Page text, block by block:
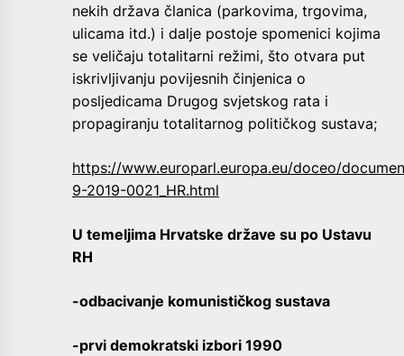
nekih država članica (parkovima, trgovima,
ulicama itd.) i dalje postoje spomenici kojima
se veličaju totalitarni režimi, što otvara put
iskrivljivanju povijesnih činjenica o
posljedicama Drugog svjetskog rata i
propagiranju totalitarnog političkog sustava;
https://www.europarl.europa.eu/doceo/
9-2019-0021_HR.html
U temeljima Hrvatske države su po Ustavu
RH
-odbacivanje komunističkog sustava
-prvi demokratski izbori 1990